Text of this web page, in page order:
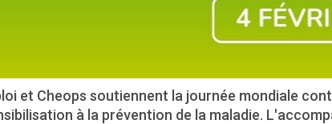
et Cheops soutiennent la journée mondiale
à la prévention de la maladie.